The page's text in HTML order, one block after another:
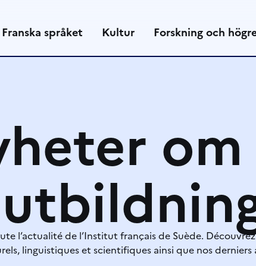
Franska språket Kultur Forskning och
l’actualité de l’Institut français de Suède.
linguistiques et scientifiques ainsi que nos derniers